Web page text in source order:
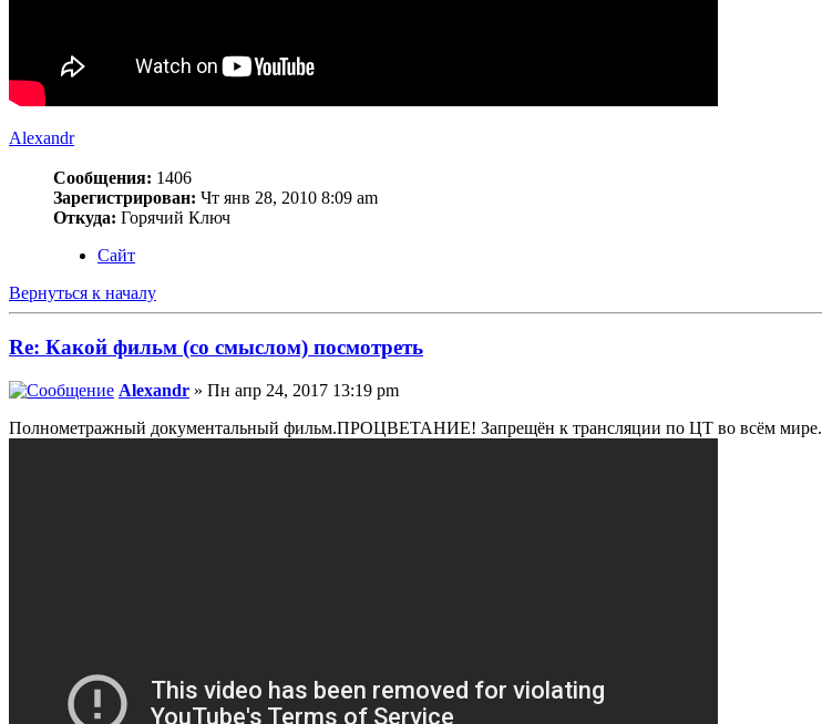
Alexandr
Сообщения: 1406
Зарегистрирован: Чт янв 28, 2010 8:09 am
Откуда: Горячий Ключ
Сайт
Вернуться к началу
Re: Какой фильм (со смыслом) посмотреть
Alexandr » Пн апр 24, 2017 13:19 pm
Полнометражный документальный фильм.ПРОЦВЕТАНИЕ! Запрещён к трансляции по ЦТ во всём мире.